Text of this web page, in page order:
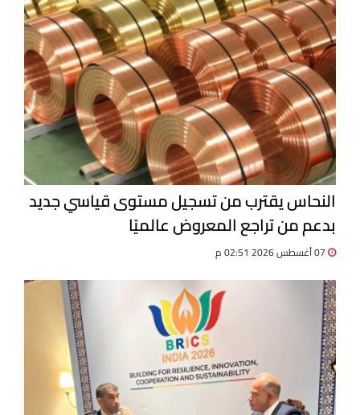
النحاس يقترب من تسجيل مستوى قياسي جديد
بدعم من تراجع المعروض عالميًا